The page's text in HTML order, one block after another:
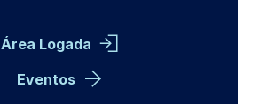
Área Logada
Eventos